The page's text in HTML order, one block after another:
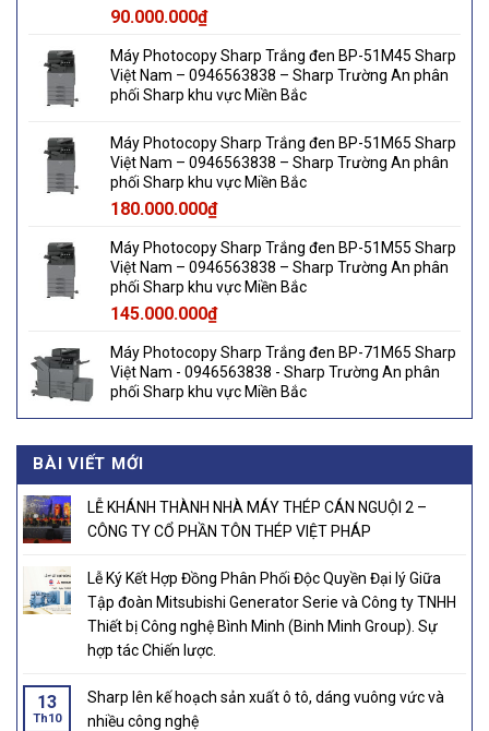
90.000.000₫
Máy Photocopy Sharp Trắng đen BP-51M45 Sharp
Việt Nam – 0946563838 – Sharp Trường An phân
phối Sharp khu vực Miền Bắc
Máy Photocopy Sharp Trắng đen BP-51M65 Sharp
Việt Nam – 0946563838 – Sharp Trường An phân
phối Sharp khu vực Miền Bắc
180.000.000₫
Máy Photocopy Sharp Trắng đen BP-51M55 Sharp
Việt Nam – 0946563838 – Sharp Trường An phân
phối Sharp khu vực Miền Bắc
145.000.000₫
Máy Photocopy Sharp Trắng đen BP-71M65 Sharp
Việt Nam - 0946563838 - Sharp Trường An phân
phối Sharp khu vực Miền Bắc
BÀI VIẾT MỚI
LỄ KHÁNH THÀNH NHÀ MÁY THÉP CÁN NGUỘI 2 –
CÔNG TY CỔ PHẦN TÔN THÉP VIỆT PHÁP
Lễ Ký Kết Hợp Đồng Phân Phối Độc Quyền Đại lý Giữa
Tập đoàn Mitsubishi Generator Serie và Công ty TNHH
Thiết bị Công nghệ Bình Minh (Binh Minh Group). Sự
hợp tác Chiến lược.
13
Th10
Sharp lên kế hoạch sản xuất ô tô, dáng vuông vức và
nhiều công nghệ